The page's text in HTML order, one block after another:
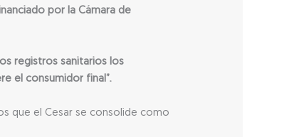
por la Cámara de
registros sanitarios los
el consumidor final”.
que el Cesar se consolide como